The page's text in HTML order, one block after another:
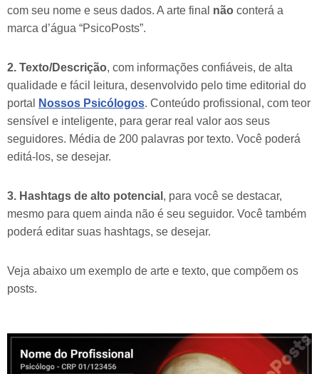
com seu nome e seus dados. A arte final não conterá a
marca d’água “PsicoPosts”.
2. Texto/Descrição, com informações confiáveis, de alta
qualidade e fácil leitura, desenvolvido pelo time editorial do
portal
Nossos Psicólogos. Conteúdo profissional, com teor
sensível e inteligente, para gerar real valor aos seus
seguidores. Média de 200 palavras por texto. Você poderá
editá-los, se desejar.
3. Hashtags de alto potencial , para você se destacar,
mesmo para quem ainda não é seu seguidor. Você também
poderá editar suas hashtags, se desejar.
Veja abaixo um exemplo de arte e texto, que compõem os
posts.